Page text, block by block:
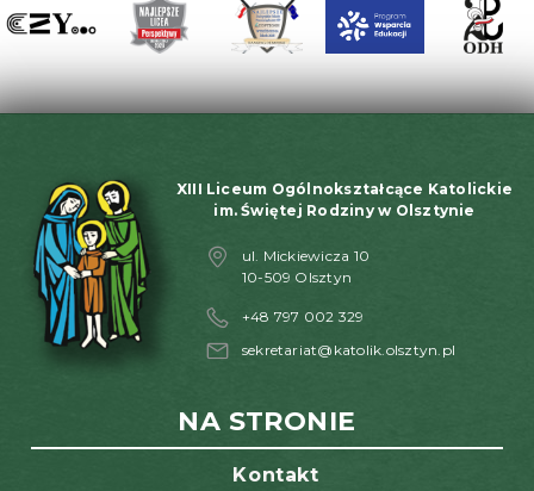
XIII Liceum Ogólnokształcące Katolickie
im. Świętej Rodziny w Olsztynie
ul. Mickiewicza 10
10-509 Olsztyn
+48 797 002 329
sekretariat@katolik.olsztyn.pl
NA STRONIE
Kontakt